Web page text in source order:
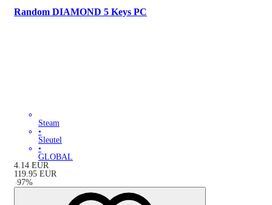
Random DIAMOND 5 Keys PC
Steam
•
Sleutel
•
GLOBAL
4.14 EUR
119.95 EUR
-97%